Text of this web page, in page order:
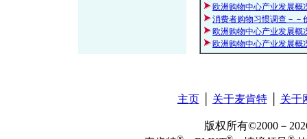
欧洲购物中心产业发展概
消费者购物习惯调查－－
欧洲购物中心产业发展概
欧洲购物中心产业发展概
主页│ 关于麦肯特│ 关于
版权所有©2000－